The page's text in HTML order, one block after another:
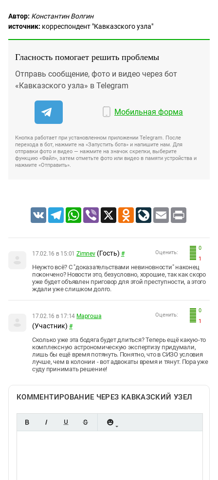
Автор: Константин Волгин
источник: корреспондент "Кавказского узла"
Гласность помогает решить проблемы
Отправь сообщение, фото и видео через бот
«Кавказского узла» в Telegram
Мобильная форма
Кнопка работает при установленном приложении Telegram. После
перехода в бот, нажмите на «Запустить бота» и напишите нам. Для
отправки фото и видео — нажмите на значок скрепки, выберите
функцию «Файл», затем отметьте фото или видео в памяти устройства и
нажмите «Отправить».
VK TelegramWhatsApp
Viber X Odnoklassniki
LiveJournal
Email Print
0
1
Оценить:
17.02.16 в 15:01 Zimnev (Гость) #
Неужто всё? С "доказательствами невиновности" наконец
покончено? Новости это, безусловно, хорошие, так как скоро
уже будет объявлен приговор для этой преступности, а этого
ждали уже слишком долго.
0
1
Оценить:
17.02.16 в 17:14 Маргоша
(Участник) #
Сколько уже эта бодяга будет длиться? Теперь ещё какую-то
комплексную астрономическую экспертизу придумали,
лишь бы ещё время потянуть. Понятно, что в СИЗО условия
лучше, чем в колонии - вот адвокаты время и тянут. Пора уже
суду принимать решение!
КОММЕНТИРОВАНИЕ ЧЕРЕЗ КАВКАЗСКИЙ УЗЕЛ